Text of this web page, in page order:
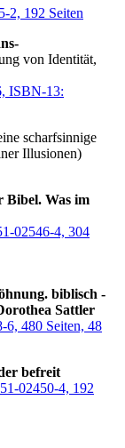
2, 192 Seiten
von Identität,
ISBN-13:
scharfsinnige
Illusionen)
Bibel. Was im
02546-4, 304
biblisch -
Sattler
6, 480 Seiten, 48
befreit
02450-4, 192